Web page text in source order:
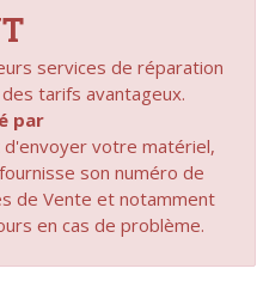
services de réparation
tarifs avantageux.
par
d'envoyer votre matériel,
son numéro de
de Vente et notamment
en cas de problème.